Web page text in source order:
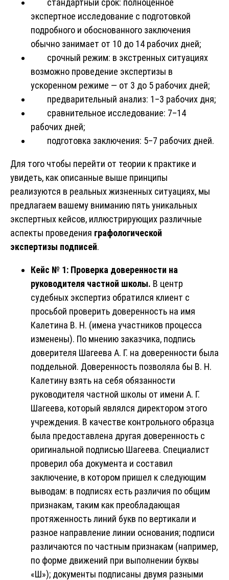
стандартный срок: полноценное
экспертное исследование с подготовкой
подробного и обоснованного заключения
обычно занимает от 10 до 14 рабочих дней;
срочный режим: в экстренных ситуациях
возможно проведение экспертизы в
ускоренном режиме — от 3 до 5 рабочих дней;
предварительный анализ: 1–3 рабочих дня;
сравнительное исследование: 7–14
рабочих дней;
подготовка заключения: 5–7 рабочих дней.
Для того чтобы перейти от теории к практике и
увидеть, как описанные выше принципы
реализуются в реальных жизненных ситуациях, мы
предлагаем вашему вниманию пять уникальных
экспертных кейсов, иллюстрирующих различные
аспекты проведения графологической
экспертизы подписей.
Кейс № 1: Проверка доверенности на
руководителя частной школы. В центр
судебных экспертиз обратился клиент с
просьбой проверить доверенность на имя
Калетина В. Н. (имена участников процесса
изменены). По мнению заказчика, подпись
доверителя Шагеева А. Г. на доверенности была
поддельной. Доверенность позволяла бы В. Н.
Калетину взять на себя обязанности
руководителя частной школы от имени А. Г.
Шагеева, который являлся директором этого
учреждения. В качестве контрольного образца
была предоставлена другая доверенность с
оригинальной подписью Шагеева. Специалист
проверил оба документа и составил
заключение, в котором пришел к следующим
выводам: в подписях есть различия по общим
признакам, таким как преобладающая
протяженность линий букв по вертикали и
разное направление линии основания; подписи
различаются по частным признакам (например,
по форме движений при выполнении буквы
«Ш»); документы подписаны двумя разными